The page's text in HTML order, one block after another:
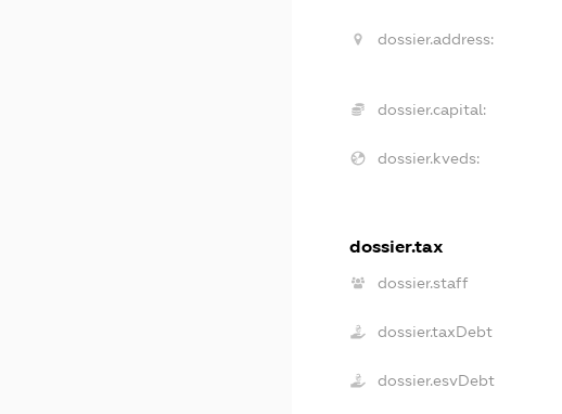
dossier.address:
dossier.capital:
dossier.kveds:
dossier.tax
dossier.staff
dossier.taxDebt
dossier.esvDebt